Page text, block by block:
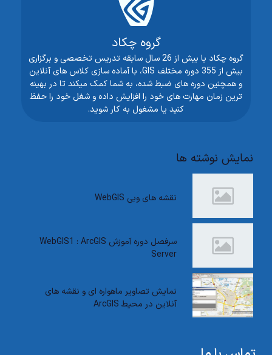
گروه چکاد
گروه چکاد با بیش از 26 سال سابقه تدریس تخصصی و برگزاری
بیش از 355 دوره مختلف GIS، با آماده سازی کلاس های آنلاین
و همچنین دوره های ضبط شده، به شما کمک میکند تا در بهینه
ترین زمان مهارت های خود را افزایش داده و شغل خود را حفظ
کنید یا مشغول به کار شوید.
نمایش نوشته ها
نقشه های وبی WebGIS
سرفصل دوره آموزش WebGIS1 : ArcGIS
Server
نمایش تصاویر ماهواره ای و نقشه های
آنلاین در محیط ArcGIS